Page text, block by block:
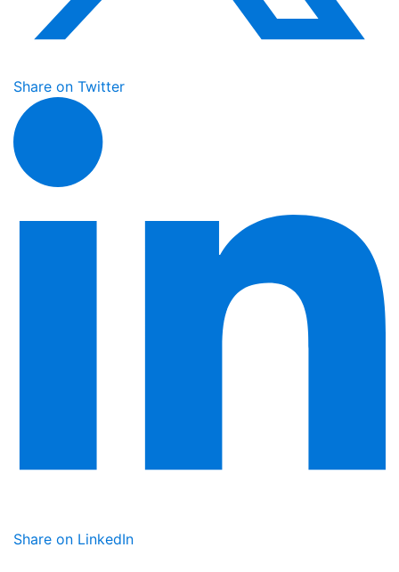
Share on Twitter
Share on LinkedIn